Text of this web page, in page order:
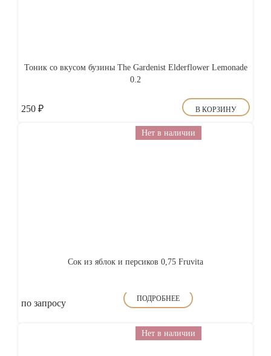
Тоник со вкусом бузины The Gardenist Elderflower Lemonade
0.2
250 ₽ В КОРЗИНУ
Нет в наличии
Сок из яблок и персиков 0,75 Fruvita
по запросу ПОДРОБНЕЕ
Нет в наличии